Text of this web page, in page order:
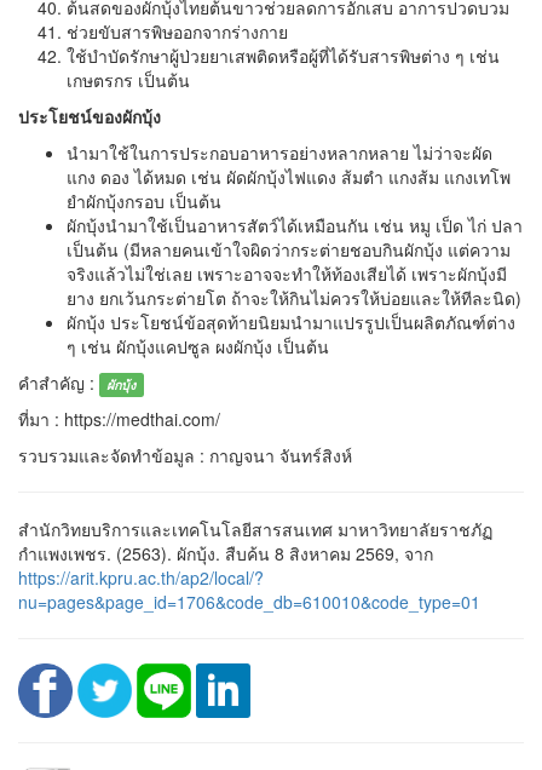
ต้นสดของผักบุ้งไทยต้นขาวช่วยลดการอักเสบ อาการปวดบวม
ช่วยขับสารพิษออกจากร่างกาย
ใช้บำบัดรักษาผู้ป่วยยาเสพติดหรือผู้ที่ได้รับสารพิษต่าง ๆ เช่น
เกษตรกร เป็นต้น
ประโยชน์ของผักบุ้ง
นำมาใช้ในการประกอบอาหารอย่างหลากหลาย ไม่ว่าจะผัด
แกง ดอง ได้หมด เช่น ผัดผักบุ้งไฟแดง ส้มตำ แกงส้ม แกงเทโพ
ยําผักบุ้งกรอบ เป็นต้น
ผักบุ้งนำมาใช้เป็นอาหารสัตว์ได้เหมือนกัน เช่น หมู เป็ด ไก่ ปลา
เป็นต้น (มีหลายคนเข้าใจผิดว่ากระต่ายชอบกินผักบุ้ง แต่ความ
จริงแล้วไม่ใช่เลย เพราะอาจจะทำให้ท้องเสียได้ เพราะผักบุ้งมี
ยาง ยกเว้นกระต่ายโต ถ้าจะให้กินไม่ควรให้บ่อยและให้ทีละนิด)
ผักบุ้ง ประโยชน์ข้อสุดท้ายนิยมนำมาแปรรูปเป็นผลิตภัณฑ์ต่าง
ๆ เช่น ผักบุ้งแคปซูล ผงผักบุ้ง เป็นต้น
คำสำคัญ :
ผักบุ้ง
ที่มา : https://medthai.com/
รวบรวมและจัดทำข้อมูล : กาญจนา จันทร์สิงห์
สำนักวิทยบริการและเทคโนโลยีสารสนเทศ มาหาวิทยาลัยราชภัฏ
กำแพงเพชร. (2563). ผักบุ้ง. สืบค้น 8 สิงหาคม 2569, จาก
https://arit.kpru.ac.th/ap2/local/?
nu=pages&page_id=1706&code_db=610010&code_type=01